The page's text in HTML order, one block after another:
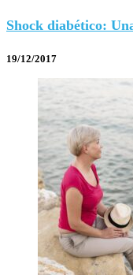
Shock diabético:
19/12/2017